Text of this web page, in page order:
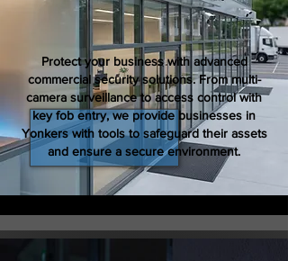
Protect your business with advanced
commercial security solutions. From multi-
camera surveillance to access control with
key fob entry, we provide businesses in
Yonkers with tools to safeguard their assets
and ensure a secure environment.